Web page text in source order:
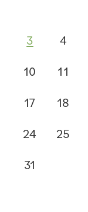
3 4
10 11
17 18
24 25
31